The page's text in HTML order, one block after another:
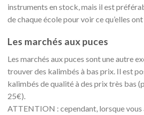
instruments en stock, mais il est
de chaque école pour voir ce qu’elles
Les marchés aux puces
Les marchés aux puces sont une autre
trouver des kalimbés à bas prix. Il est
kalimbés de qualité à des prix très bas
25€).
ATTENTION : cependant, lorsque vous